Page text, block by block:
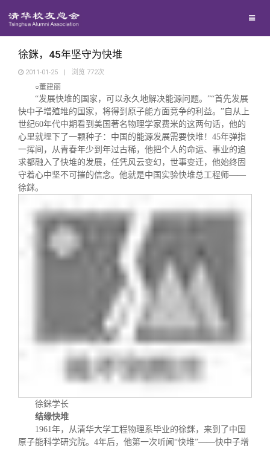
西南联大校友会
义工计划
新媒体平台
青春风采
校友讲坛
校友视界
终身学习
信息化服务
三创大赛
实用信息
总会简介
会长致辞
总会章程
理事会名单
徐銤，45年坚守为快堆
2011-01-25 | 浏览 772次
○董建丽
“发展快堆的国家，可以永久地解决能源问题。”“首先发展
快中子增殖堆的国家，将得到原子能方面竞争的利益。”自从上
世纪60年代中期看到美国著名物理学家费米的这两句话，他的
心里就埋下了一颗种子：中国的能源发展需要快堆！45年弹指
一挥间，从青春年少到年过古稀，他把个人的命运、事业的追
求都融入了快堆的发展，任凭风云变幻，世事变迁，他始终固
守着心中坚不可摧的信念。他就是中国实验快堆总工程师——
徐銤。
徐銤学长
结缘快堆
1961年，从清华大学工程物理系毕业的徐銤，来到了中国
原子能科学研究院。4年后，他第一次听闻“快堆”——快中子增